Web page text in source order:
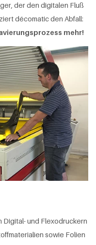
der den digitalen Fluß
décomatic den Abfall:
mehr!
und Flexodruckern
sowie Folien